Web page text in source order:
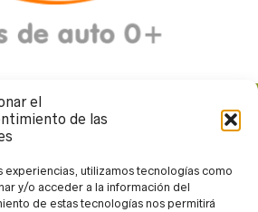
el
de las
experiencias, utilizamos tecnologías como
y/o acceder a la información del
de estas tecnologías nos permitirá
04004. Almería